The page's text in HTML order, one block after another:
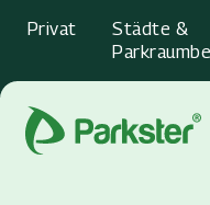
Privat
Städte &